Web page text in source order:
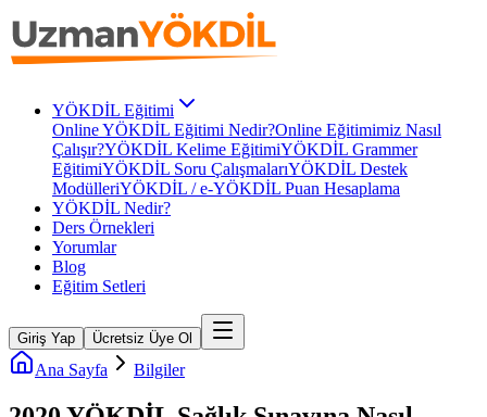
YÖKDİL Eğitimi
Online YÖKDİL Eğitimi Nedir?Online Eğitimimiz Nasıl
Çalışır?YÖKDİL Kelime EğitimiYÖKDİL Grammer
EğitimiYÖKDİL Soru ÇalışmalarıYÖKDİL Destek
ModülleriYÖKDİL / e-YÖKDİL Puan Hesaplama
YÖKDİL Nedir?
Ders Örnekleri
Yorumlar
Blog
Eğitim Setleri
Giriş Yap Ücretsiz Üye Ol
Ana Sayfa Bilgiler